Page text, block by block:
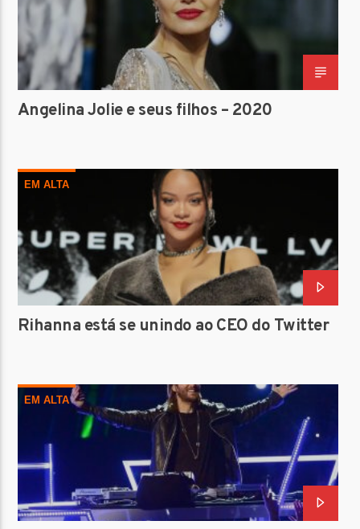
Angelina Jolie e seus filhos – 2020
EM ALTA
Rihanna está se unindo ao CEO do Twitter
EM ALTA